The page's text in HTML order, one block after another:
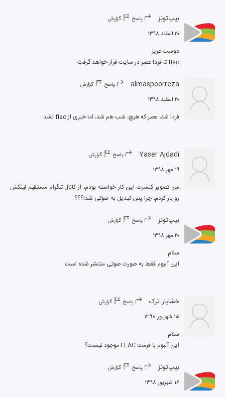
بیپ‌تونز پاسخ گزارش
۲۰ اسفند ۱۳۹۸
flac تا فردا عصر در سایت قرار خواهد گرفت
almaspoorreza پاسخ گزارش
۲۰ اسفند ۱۳۹۸
فردا شد، عصر که هیچ، شب هم شد، اما خبری از flac نشد
Yaser Ajdadi پاسخ گزارش
۱۹ مهر ۱۳۹۸
رو باز کردم، چرا پس تبدیل به صوتی شد!؟؟؟
بیپ‌تونز پاسخ گزارش
۲۰ مهر ۱۳۹۸
این آلبوم فقط به صورت صوتی منتشر شده است
خشایار ترک پاسخ گزارش
۱۵ شهریور ۱۳۹۸
این آلبوم با فرمت FLAC موجود نیست؟
بیپ‌تونز پاسخ گزارش
۱۶ شهریور ۱۳۹۸